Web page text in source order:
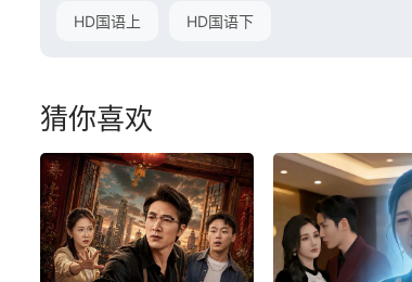
HD国语上 HD国语下
猜你喜欢